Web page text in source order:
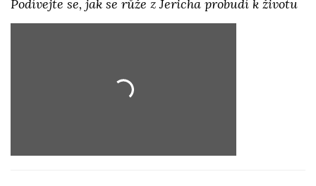
Podívejte se, jak se růže z Jericha probudí k životu